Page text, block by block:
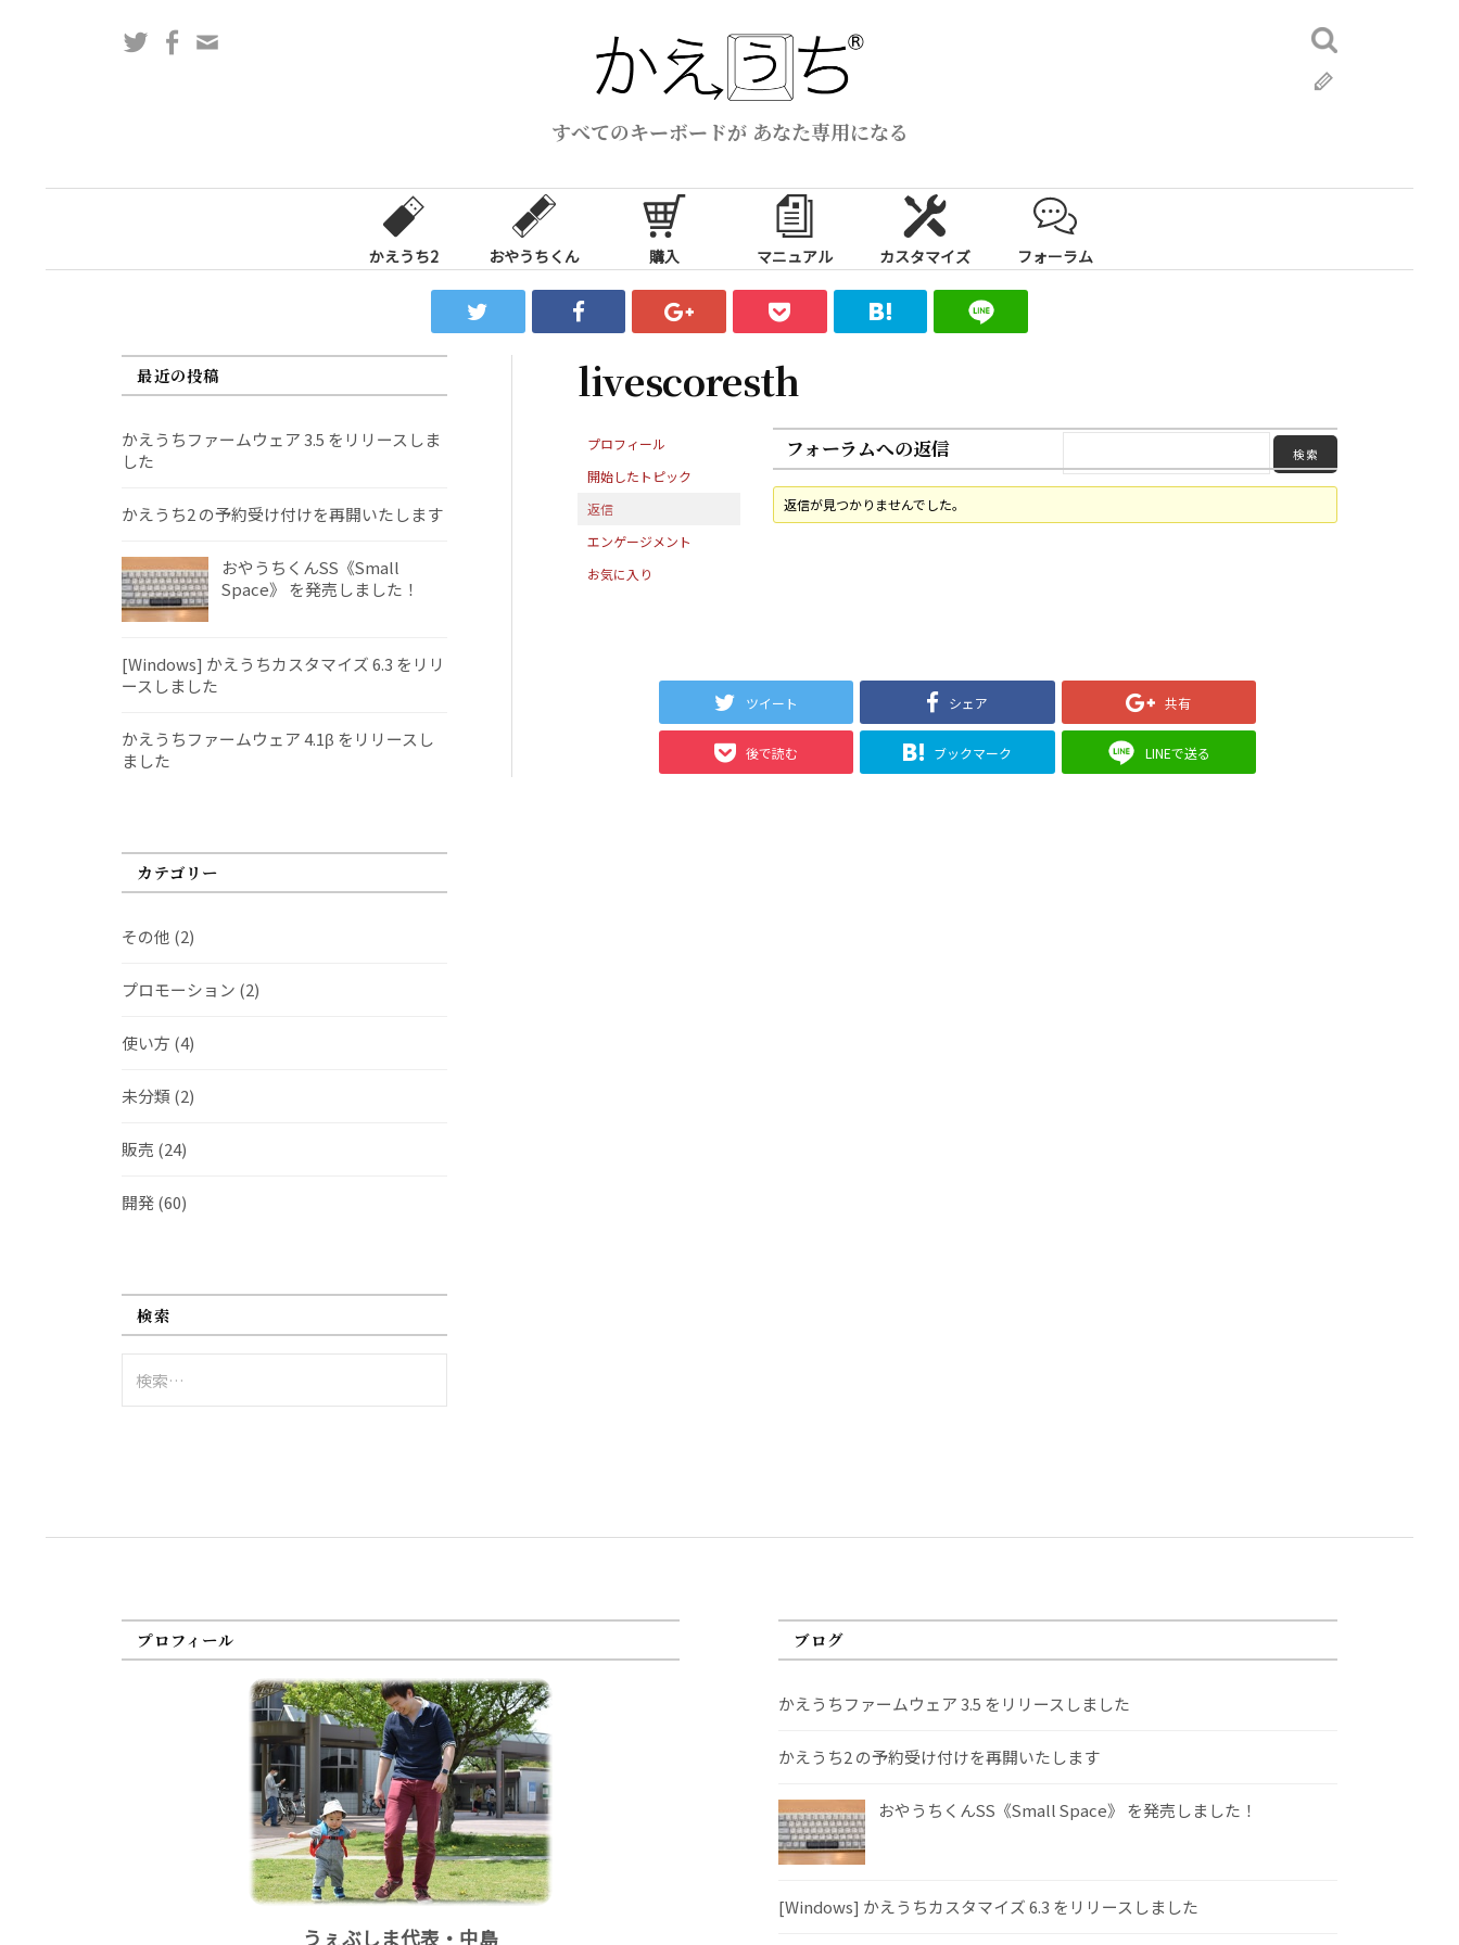
ス
すべてのキーボードが あなた専用になる
TwitterFacebook
検
索:
かえうち2 おやうちくん 購入 マニュアル カスタマイズ フォーラム
livescoresth
プロフィール
開始したトピック
返信
エンゲージメント
お気に入り
フォーラムへの返信
返信が見つかりませんでした。
ツイート シェア 共有
後で読む ブックマーク LINEで送る
最近の投稿
かえうちファームウェア 3.5 をリリースしま
した
かえうち2 の予約受け付けを再開いたします
おやうちくんSS《Small
Space》 を発売しました！
[Windows] かえうちカスタマイズ 6.3 をリリ
ースしました
かえうちファームウェア 4.1β をリリースし
ました
カテゴリー
その他 (2)
プロモーション (2)
使い方 (4)
未分類 (2)
販売 (24)
開発(60)
検索
索:
プロフィール
うぇぶしま代表・中島
ブログ
かえうちファームウェア 3.5 をリリースしました
かえうち2 の予約受け付けを再開いたします
おやうちくんSS《Small Space》 を発売しました！
[Windows] かえうちカスタマイズ 6.3 をリリースしました